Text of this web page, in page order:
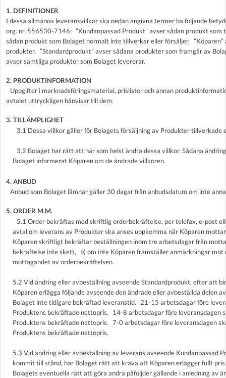
1. DEFINITIONER
I dessa allmänna leveransvillkor ska nedan angivna termer ha följande
org. nr. 556530-7146; ”Kundanpassad Produkt” avser sådan produkt
sådan produkt som Bolaget normalt inte tillverkar eller försäljer, ”Köparen”
produkter, ”Standardprodukt” avser sådana produkter som framgår av
avser samtliga produkter som Bolaget levererar.
2. PRODUKTINFORMATION
Uppgifter i marknadsföringsmaterial, prislistor och annan
avtalet uttryckligen hänvisar till dem.
3. TILLÄMPLIGHET
3.1 Dessa villkor gäller för Bolagets försäljning av Produkter tillverkade
3.2 Bolaget har rätt att när som helst ändra dessa villkor. Sådana
Bolaget informerat Köparen om de ändrade villkoren.
4. ANBUD
Anbud som Bolaget lämnar gäller 30 dagar från anbudsdatum om inte
5. ORDER M.M.
5.1 Order bekräftas med skriftlig orderbekräftelse, per telefax, e-post
avtal om leverans av Produkter ska anses uppkomma när Köparen
Köparen skriftligt bekräftar beställningen inom tre arbetsdagar från
bekräftelse inte skett, b) om inte Köparen framställer anmärkningar
mottagandet av orderbekräftelsen.
5.2 Vid ändring eller avbeställning avseende Standardprodukt, efter att
Köparen erlägga följande avseende den ändrade eller avbeställda delen
Bolaget inte tidigare bekräftad leveranstid. 21-15 arbetsdagar före
Produktens bekräftade nettopris. 14-8 arbetsdagar före leveransdagen
Produktens bekräftade nettopris. 7-0 arbetsdagar före leveransdagen
Produktens bekräftade nettopris.
5.3 Vid ändring eller avbeställning av leverans avseende Kundanpassad
kommit till stånd, har Bolaget rätt att kräva att Köparen erlägger fullt
Bolagets eventuella rätt att göra andra påföljder gällande i anledning av